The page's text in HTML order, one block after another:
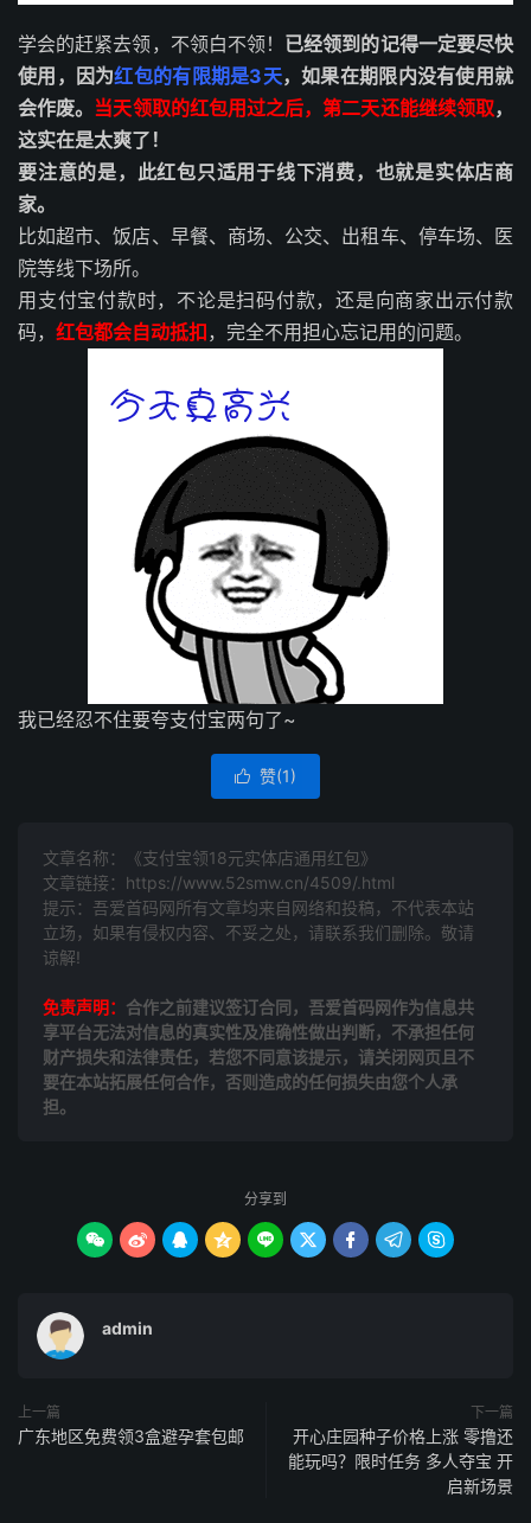
学会的赶紧去领，不领白不领！ 已经领到的记得一定要尽快
使用，因为红包的有限期是3天，如果在期限内没有使用就
会作废。 当天领取的红包用过之后，第二天还能继续领取，
这实在是太爽了！
要注意的是，此红包只适用于线下消费，也就是实体店商
家。
比如超市、饭店、早餐、商场、公交、出租车、停车场、医
院等线下场所。
用支付宝付款时，不论是扫码付款，还是向商家出示付款
码， 红包都会自动抵扣，完全不用担心忘记用的问题。
我已经忍不住要夸支付宝两句了~
 赞(1)
文章名称：《支付宝领18元实体店通用红包》
文章链接： https://www.52smw.cn/4509/.html
提示：吾爱首码网所有文章均来自网络和投稿，不代表本站
立场，如果有侵权内容、不妥之处，请联系我们删除。敬请
谅解!
免责声明： 合作之前建议签订合同，吾爱首码网作为信息共
享平台无法对信息的真实性及准确性做出判断，不承担任何
财产损失和法律责任，若您不同意该提示，请关闭网页且不
要在本站拓展任何合作，否则造成的任何损失由您个人承
担。
分享到
        
admin
上一篇
广东地区免费领3盒避孕套包邮
下一篇
开心庄园种子价格上涨 零撸还
能玩吗？限时任务 多人夺宝 开
启新场景